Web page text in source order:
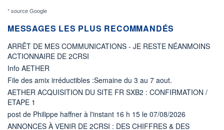
* source Google
MESSAGES LES PLUS RECOMMANDÉS
ARRÊT DE MES COMMUNICATIONS - JE RESTE NÉANMOINS
ACTIONNAIRE DE 2CRSI
Info AETHER
File des amix irréductibles :Semaine du 3 au 7 aout.
AETHER ACQUISITION DU SITE FR SXB2 : CONFIRMATION /
ETAPE 1
post de Philippe haffner à l'instant 16 h 15 le 07/08/2026
ANNONCES À VENIR DE 2CRSI : DES CHIFFRES & DES